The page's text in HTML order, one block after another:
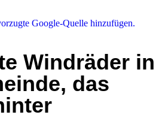
Google-Quelle hinzufügen.
Windräder in
das